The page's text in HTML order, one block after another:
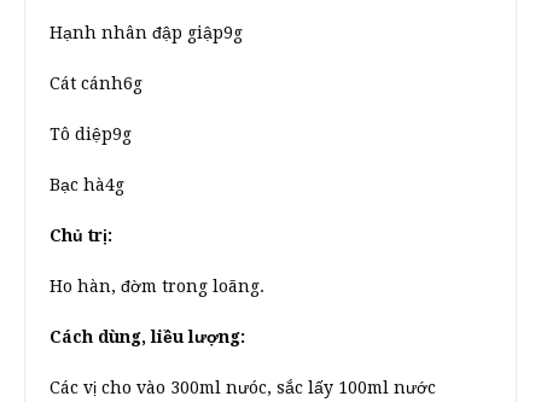
Hạnh nhân đập giập9g
Cát cánh6g
Tô diệp9g
Bạc hà4g
Chủ trị:
Ho hàn, đờm trong loãng.
Cách dùng, liều lượng:
Các vị cho vào 300ml nưóc, sắc lấy 100ml nước